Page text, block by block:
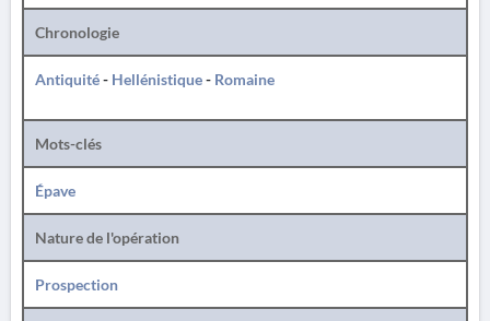
Chronologie
Antiquité- Hellénistique- Romaine
Mots-clés
Épave
Nature de l'opération
Prospection